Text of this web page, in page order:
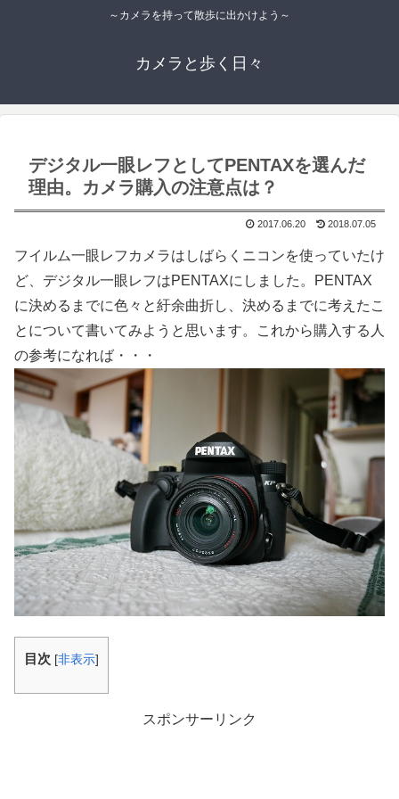
～カメラを持って散歩に出かけよう～
カメラと歩く日々
デジタル一眼レフとしてPENTAXを選んだ
理由。カメラ購入の注意点は？
2017.06.20 2018.07.05
フイルム一眼レフカメラはしばらくニコンを使っていたけ
ど、デジタル一眼レフはPENTAXにしました。PENTAX
に決めるまでに色々と紆余曲折し、決めるまでに考えたこ
とについて書いてみようと思います。これから購入する人
の参考になれば・・・
目次 [非表示]
スポンサーリンク